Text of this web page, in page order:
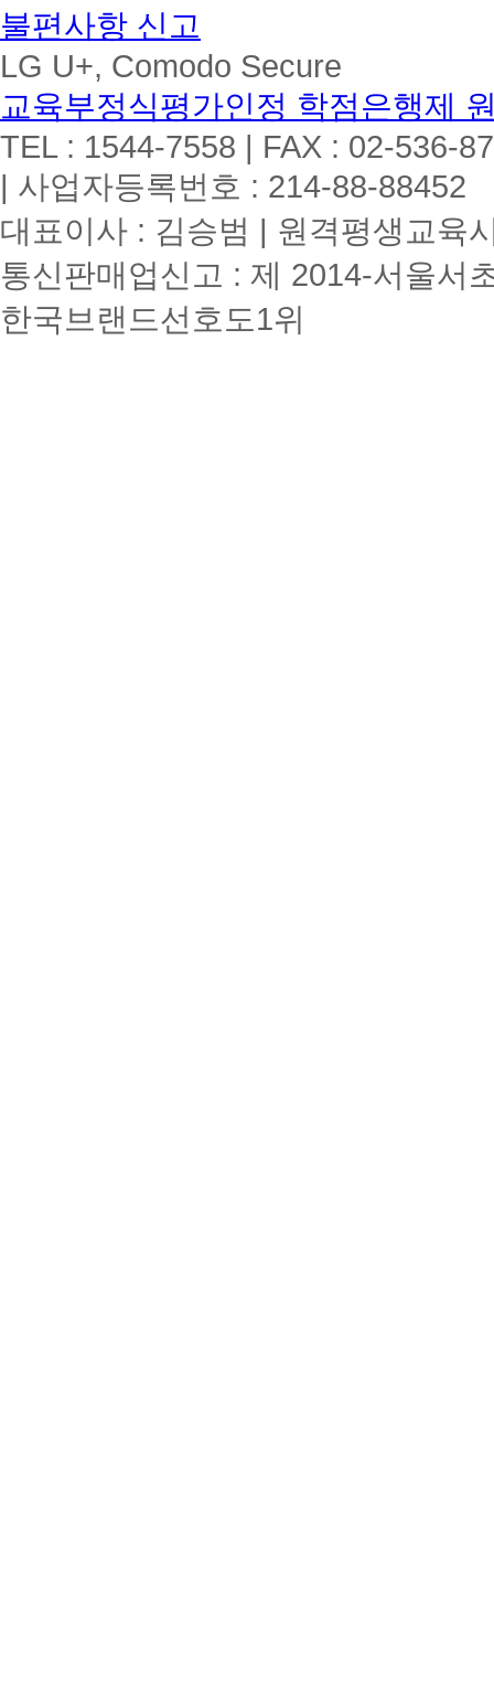
불편사항 신고
LG U+, Comodo Secure
교육부정식평가인정 학점은행제
TEL : 1544-7558 | FAX : 02-536-
| 사업자등록번호 : 214-88-88452
대표이사 : 김승범 | 원격평생교육
통신판매업신고 : 제 2014-서울서
한국브랜드선호도1위